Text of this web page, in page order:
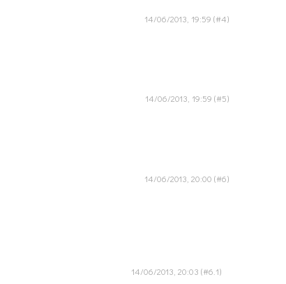
14/06/2013, 19:59
14/06/2013, 19:59
14/06/2013, 20:00
14/06/2013, 20:03